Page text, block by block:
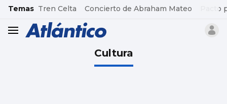
common.go-to-content
Temas Tren Celta Concierto de Abraham Mateo Pacto
header.menu.open
Cultura